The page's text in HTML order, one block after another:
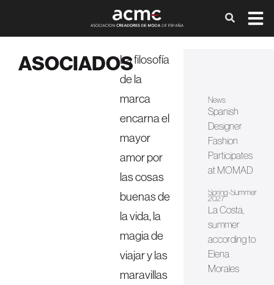
ASOCIADOSLa filosofía
de la
marca
encarna el
mayor
amor por
las cosas
buenas de
la vida, la
magia de
viajar y las
maravillas
News
Spanish
Designer
Fashion
Participates
at MOMAD
Spring-Summer
2027
La Costa,
summer
according to
Elena
Morales